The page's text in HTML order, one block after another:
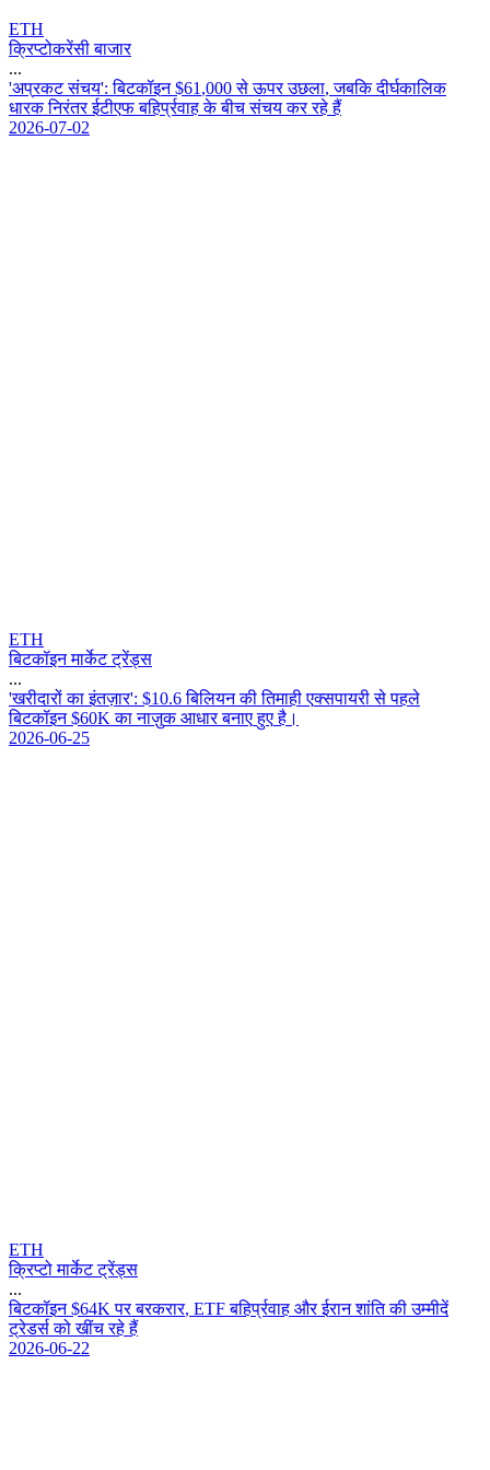
ETH
क्रिप्टोकरेंसी बाजार
...
'अपरकट सचय': बटकइन $61 ,000 स ऊपर उछल, जबक दरकलक
धरक नरतर ईटएफ बहरवह क बच सचय कर रह ह
2026-07-02
ETH
बिटकॉइन मार्केट ट्रेंड्स
...
'खरदर क इतजर': $10.6 बलयन क तमह एकसपयर स पहल
बटकइन $60K क नजक आधर बनए हए ह ।
2026-06-25
ETH
क्रिप्टो मार्केट ट्रेंड्स
...
बटकइन $64K पर बरकरर, ETF बहरवह और ईरन शत क उममद
टरडर क खच रह ह
2026-06-22